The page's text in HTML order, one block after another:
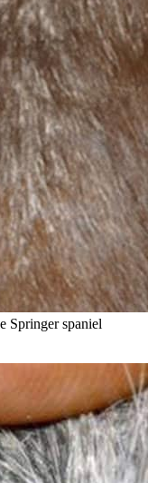
Springer spaniel